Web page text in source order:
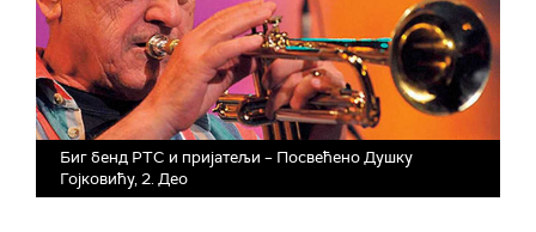
Биг бенд РТС и пријатељи – Посвећено Душку
Гојковићу, 2. Део